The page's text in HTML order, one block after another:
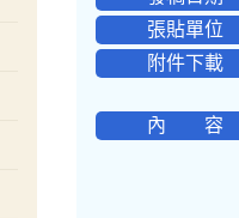
張貼單位
附件下載
內 容